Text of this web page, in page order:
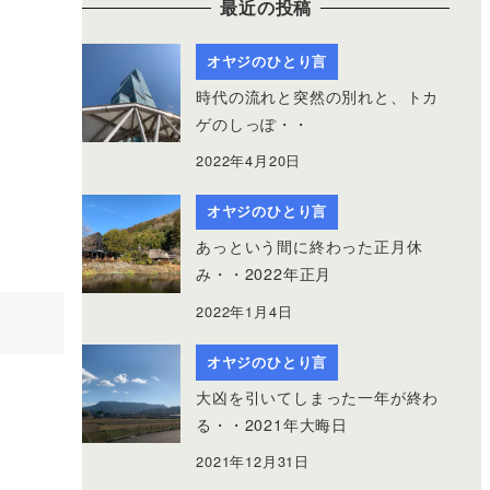
最近の投稿
オヤジのひとり言
時代の流れと突然の別れと、トカ
ゲのしっぽ・・
2022年4月20日
オヤジのひとり言
あっという間に終わった正月休
み・・2022年正月
2022年1月4日
オヤジのひとり言
大凶を引いてしまった一年が終わ
る・・2021年大晦日
2021年12月31日